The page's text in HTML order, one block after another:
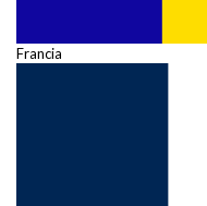
Francia